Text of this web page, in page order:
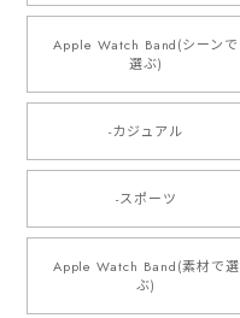
Apple Watch Band(シーンで
選ぶ)
-カジュアル
-スポーツ
Apple Watch Band(素材で選
ぶ)